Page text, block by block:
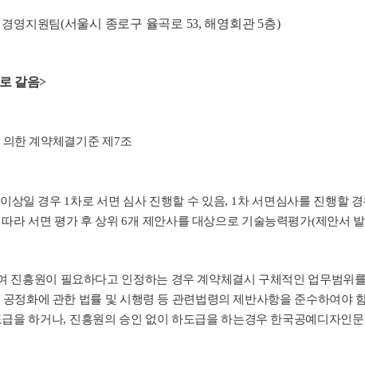
영지원팀(서울시 종로구 율곡로 53,해영회관 5층)
갈음>
한 계약체결기준 제 7조
상일 경우 1차로 서면 심사 진행할 수 있음, 1차 서면심사를 진행할
라 서면 평가 후 상위6개 제안사를 대상으로 기술능력평가(제안서
진흥원이 필요하다고 인정하는 경우 계약체결시 구체적인 업무범위
정화에 관한 법률 및 시행령 등 관련법령의 제반사항을 준수하여야
을 하거나, 진흥원의 승인 없이 하도급을 하는경우 한국공예디자인